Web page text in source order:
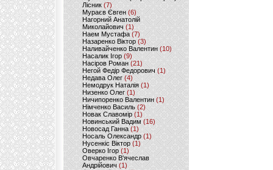
Лісник (7)
Мураєв Євген(6)
Нагорний Анатолій
Миколайович (1)
Наем Мустафа (7)
Назаренко Віктор (3)
Наливайченко Валентин (10)
Насалик Ігор(9)
Насіров Роман (21)
Негой Федір Федорович(1)
Недава Олег(4)
Немодрук Наталія(1)
Низенко Олег (1)
Ничипоренко Валентин (1)
Німченко Василь (2)
Новак Славомір (1)
Новинський Вадим (16)
Новосад Ганна (1)
Носаль Олександр (1)
Нусенкіс Віктор (1)
Оверко Ігор (1)
Овчаренко В'ячеслав
Андрійович(1)